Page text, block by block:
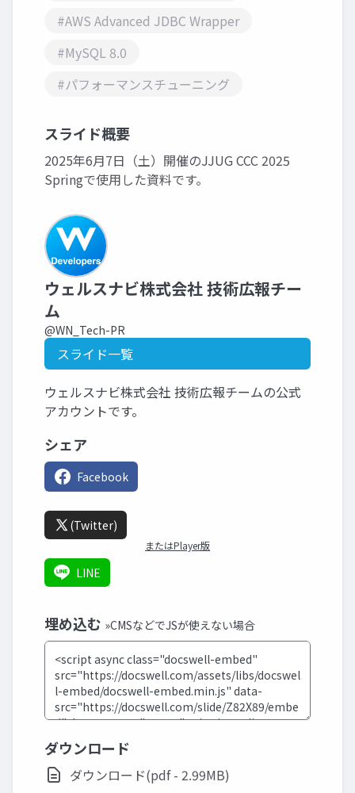
#AWS Advanced JDBC Wrapper
#MySQL 8.0
#パフォーマンスチューニング
スライド概要
2025年6月7日（土）開催のJJUG CCC 2025
Springで使用した資料です。
ウェルスナビ株式会社 技術広報チー
ム
@WN_Tech-PR
スライド一覧
ウェルスナビ株式会社 技術広報チームの公式
アカウントです。
シェア
Facebook
(Twitter)
またはPlayer版
LINE
埋め込む »CMSなどでJSが使えない場合
ダウンロード
ダウンロード(pdf - 2.99MB)